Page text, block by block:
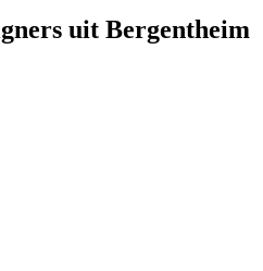
uit Bergentheim